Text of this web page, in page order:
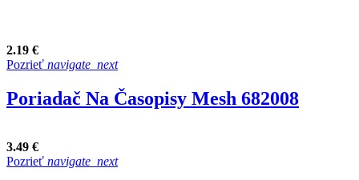
2.19 €
Pozrieť navigate_next
Poriadač Na Časopisy Mesh 682008
3.49 €
Pozrieť navigate_next